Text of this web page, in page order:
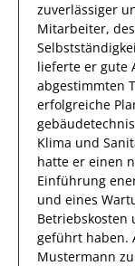
zuverlässiger
Mitarbeiter,
lieferte er gute
abgestimmten
erfolgreiche
Klima und
hatte er einen
Einführung
und eines
Betriebskosten
geführt haben.
Mustermann